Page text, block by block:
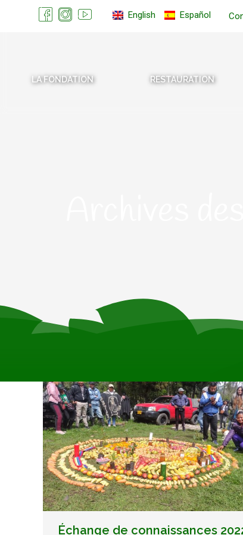
English Español
LA FONDATION RESTAURATION
Échange de connaissances